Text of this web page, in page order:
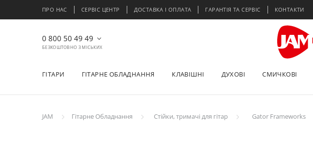
ПРО НАС СЕРВІС ЦЕНТР ДОСТАВКА І ОПЛАТА ГАРАНТІЯ ТА СЕРВІС КОНТАКТИ
0 800 50 49 49
БЕЗКОШТОВНО З МІСЬКИХ
ГІТАРИ ГІТАРНЕ ОБЛАДНАННЯ КЛАВІШНІ ДУХОВІ СМИЧКОВІ
JAM Гітарне Обладнання Стійки, тримачі для гітар Gator Frameworks